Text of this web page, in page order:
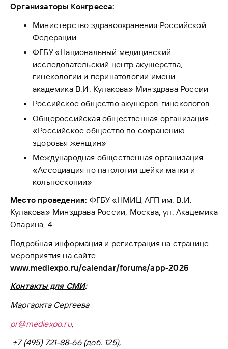
Организаторы Конгресса:
Министерство здравоохранения Российской
Федерации
ФГБУ «Национальный медицинский
исследовательский центр акушерства,
гинекологии и перинатологии имени
академика В.И. Кулакова» Минздрава России
Российское общество акушеров-гинекологов
Общероссийская общественная организация
«Российское общество по сохранению
здоровья женщин»
Международная общественная организация
«Ассоциация по патологии шейки матки и
кольпоскопии»
Место проведения: ФГБУ «НМИЦ АГП им. В.И.
Кулакова» Минздрава России, Москва, ул. Академика
Опарина, 4
Подробная информация и регистрация на странице
мероприятия на сайте
www.mediexpo.ru/calendar/forums/app-2025
Контакты для СМИ:
Маргарита Сергеева
pr@mediexpo.ru,
+7 (495) 721-88-66 (доб. 125),